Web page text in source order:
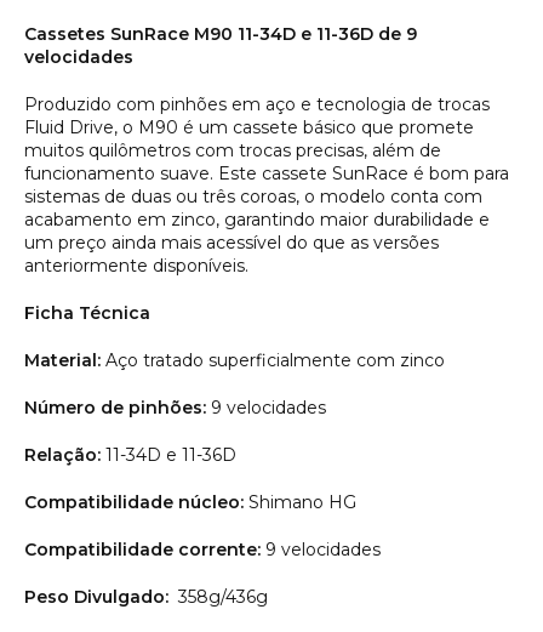
Cassetes SunRace M90 11-34D e 11-36D de 9
velocidades
Produzido com pinhões em aço e tecnologia de trocas
Fluid Drive, o M90 é um cassete básico que promete
muitos quilômetros com trocas precisas, além de
funcionamento suave. Este cassete SunRace é bom para
sistemas de duas ou três coroas, o modelo conta com
acabamento em zinco, garantindo maior durabilidade e
um preço ainda mais acessível do que as versões
anteriormente disponíveis.
Ficha Técnica
Material: Aço tratado superficialmente com zinco
Número de pinhões: 9 velocidades
Relação: 11-34D e 11-36D
Compatibilidade núcleo: Shimano HG
Compatibilidade corrente: 9 velocidades
Peso Divulgado: 358g/436g